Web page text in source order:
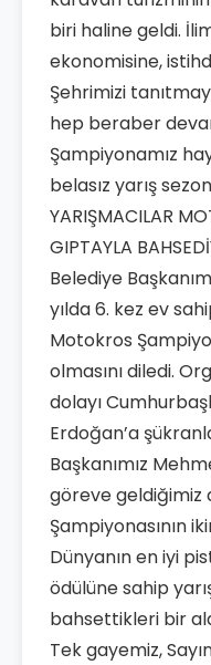
biri haline geldi.
ekonomisine,
Şehrimizi
hep beraber
Şampiyonamız
belasız yarış
YARIŞMACILAR
GIPTAYLA
Belediye
yılda 6. kez ev
Motokros
olmasını diledi.
dolayı
Erdoğan’a
Başkanımız
göreve geldiğimiz
Şampiyonasının
Dünyanın en iyi
ödülüne sahip
bahsettikleri bir
Tek gayemiz,